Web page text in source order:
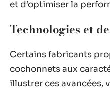
et d’optimiser la
Technologies et
Certains fabricants
cochonnets aux
illustrer ces avancées,